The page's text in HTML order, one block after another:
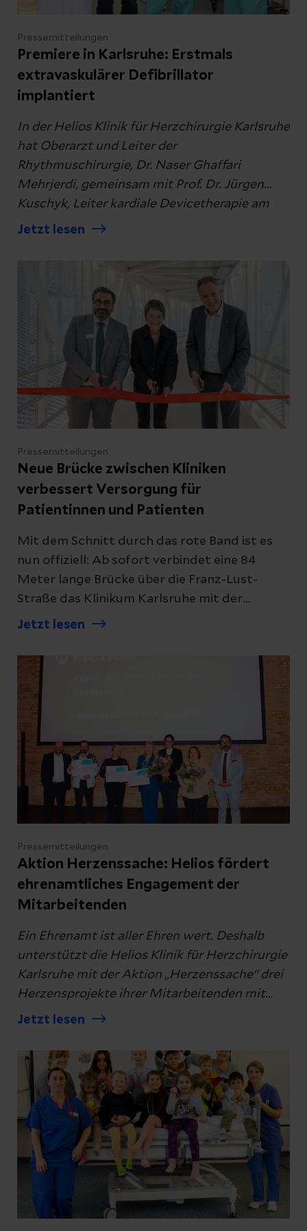
Pressemitteilungen
Premiere in Karlsruhe: Erstmals
extravaskulärer Defibrillator
implantiert
In der Helios Klinik für Herzchirurgie Karlsruhe
hat Oberarzt und Leiter der
Rhythmuschirurgie, Dr. Naser Ghaffari
Mehrjerdi, gemeinsam mit Prof. Dr. Jürgen
Kuschyk, Leiter kardiale Devicetherapie am
Universitätsklinikum Mannheim, einen
lebensbedrohlichen Herzrhythmusstörungen
implantiert. Der Eingriff wurde erstmals bei
Helios durchgeführt. Künftig wird auch das
Herzzentrum Leipzig bei Helios solche
Eingriffe anbieten.
Jetzt lesen
Pressemitteilungen
Neue Brücke zwischen Kliniken
verbessert Versorgung für
Patientinnen und Patienten
Mit dem Schnitt durch das rote Band ist es
nun offiziell: Ab sofort verbindet eine 84
Meter lange Brücke über die Franz-Lust-
Straße das Klinikum Karlsruhe mit der
benachbarten Helios Klinik für Herzchirurgie.
Notfallpatientinnen und -patienten und
erleichtert gleichzeitig die Zusammenarbeit
zwischen den beiden Häusern.
Jetzt lesen
Pressemitteilungen
Aktion Herzenssache: Helios fördert
ehrenamtliches Engagement der
Mitarbeitenden
Ein Ehrenamt ist aller Ehren wert. Deshalb
unterstützt die Helios Klinik für Herzchirurgie
Karlsruhe mit der Aktion „Herzenssache“ drei
Herzensprojekte ihrer Mitarbeitenden mit
einer Spende in Höhe von je 1.000 €.
Jetzt lesen